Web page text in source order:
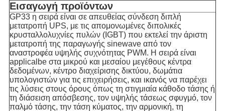
Εισαγωγή προϊόντων
GP33 η σειρά είναι σε απευθείας σύνδεση διπλή
μετατροπή UPS, με τις απομονωμένες διπολικές
κρυσταλλολυχνίες πυλών (IGBT) που εκτελεί την άριστη
μετατροπή της παραγωγής sinewave από τον
αναστροφέα υψηλής συχνότητας PWM. Η σειρά είναι
applicalbe στα μικρού και μεσαίου μεγέθους κέντρα
δεδομένων, κέντρο διαχείρισης δικτύου, δωμάτια
υπολογιστών για τις επιχειρήσεις, και ικανός να παρέχει
τις λύσεις στους όρους όπως τη στιγμιαία κάθοδο τάσης ή
τη διάσειση απόσβεσης, τον υψηλής τάσεως σφυγμό, τον
παλμό τάσης, την τάση κύματος, την αρμονική, τη